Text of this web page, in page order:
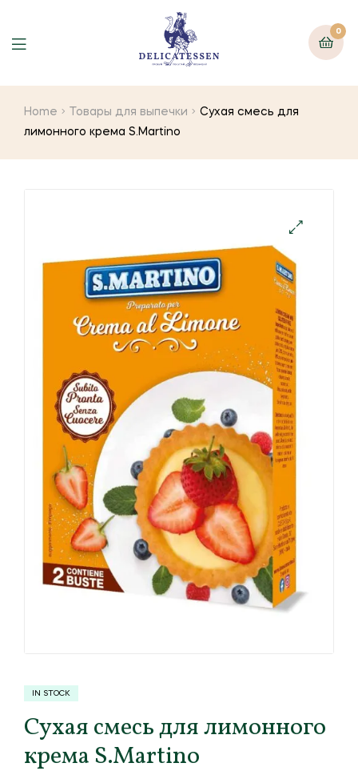
0
Home Товары для выпечки
Сухая смесь для
лимонного крема S.Martino
IN STOCK
Сухая смесь для лимонного
крема S.Martino